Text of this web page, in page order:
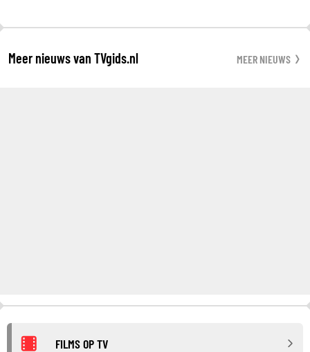
Meer nieuws van TVgids.nl MEER NIEUWS
FILMS OP TV